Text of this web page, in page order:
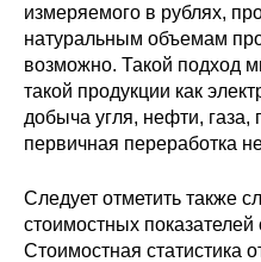
измеряемого в рублях,
натуральным объемам
возможно. Такой подход
такой продукции как
добыча угля, нефти, газа,
первичная переработка
Следует отметить также
стоимостных показателей
Стоимостная статистика